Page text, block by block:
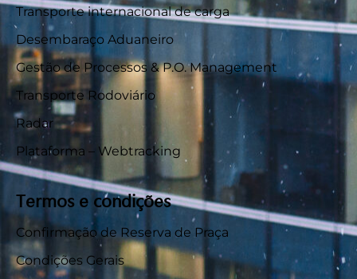
Transporte internacional de carga
Desembaraço Aduaneiro
Gestão de Processos & P.O. Management
Transporte Rodoviário
Radar
Plataforma – Webtracking
Termos e condições
Confirmação de Reserva de Praça
Condições Gerais